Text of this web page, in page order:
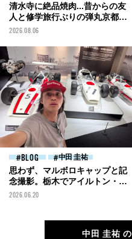
清水寺に絶品焼肉...昔からの友
人と修学旅行ぶりの弾丸京都旅
行。[中田圭祐ブログ]
2026.08.06
BLOG 中田 圭祐
思わず、マルボロキャップと記
念撮影。栃木でアイルトン・セ
ナが乗っていたマシンと胸熱な
2026.06.20
中田 圭祐